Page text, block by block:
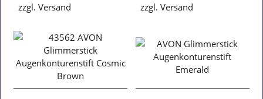
zzgl. Versand zzgl. Versand